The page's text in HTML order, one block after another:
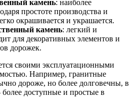
камень: наиболее
простоте производства и
окрашивается и украшается.
камень: легкий и
для декоративных элементов и
дорожек.
своими эксплуатационными
Например, гранитные
дороже, но более долговечны, в
доступные и простые в